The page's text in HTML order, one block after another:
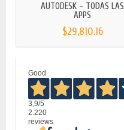
AUTODESK - TODAS LAS
APPS
$29,810.16
Good
3,9/5
2.220
reviews